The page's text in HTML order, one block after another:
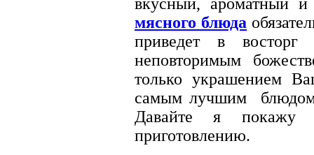
мясного блюда
приведет в
неповторимым
только украшением
самым лучшим
Давайте я
приготовлению.